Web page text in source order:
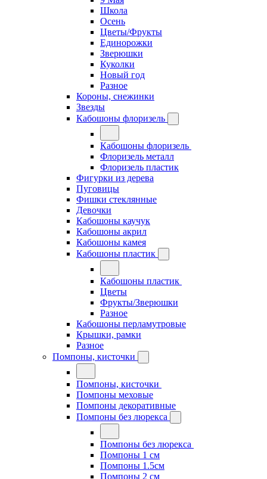
Школа
Осень
Цветы/Фрукты
Единорожки
Зверюшки
Куколки
Новый год
Разное
Короны, снежинки
Звезды
Кабошоны флоризель
Кабошоны флоризель
Флоризель металл
Флоризель пластик
Фигурки из дерева
Пуговицы
Фишки стеклянные
Девочки
Кабошоны каучук
Кабошоны акрил
Кабошоны камея
Кабошоны пластик
Кабошоны пластик
Цветы
Фрукты/Зверюшки
Разное
Кабошоны перламутровые
Крышки, рамки
Разное
Помпоны, кисточки
Помпоны, кисточки
Помпоны меховые
Помпоны декоративные
Помпоны без люрекса
Помпоны без люрекса
Помпоны 1 см
Помпоны 1.5см
Помпоны 2 см